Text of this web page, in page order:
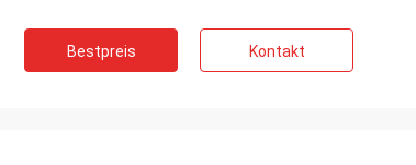
Bestpreis Kontakt